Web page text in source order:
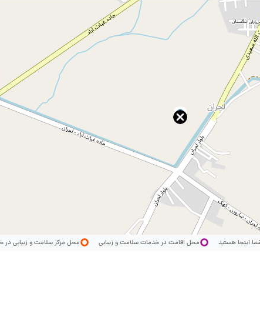
اینجا هستید محل اقامت در خدمات سلامت و زیبایی محل مرکز سلامت و زیبایی